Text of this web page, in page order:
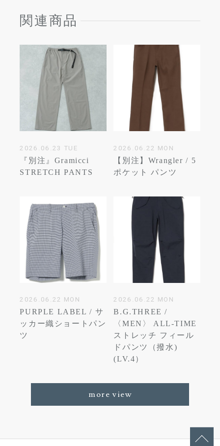
関連商品
2026.06.23 TUE
『別注』Gramicci
STRETCH PANTS
2026.06.22 MON
【別注】Wrangler / 5
ポケット パンツ
2026.06.22 MON
PURPLE LABEL / サ
ッカー織ショートパン
ツ
2026.06.22 MON
B.G.THREE /
〈MEN〉 ALL-TIME
ストレッチ フィール
ドパンツ（撥水)
(LV.4）
more view